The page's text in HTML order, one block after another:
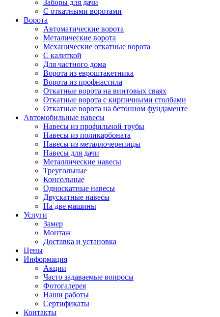
Заборы для дачи
С откатными воротами
Ворота
Автоматические ворота
Металические ворота
Механические откатные ворота
С калиткой
Для частного дома
Ворота из евроштакетника
Ворота из профнастила
Откатные ворота на винтовых сваях
Откатные ворота с кирпичными столбами
Откатные ворота на бетонном фундаменте
Автомобильные навесы
Навесы из профильной трубы
Навесы из поликарбоната
Навесы из металлочерепицы
Навесы для дачи
Металлические навесы
Треугольные
Консольные
Односкатные навесы
Двускатные навесы
На две машины
Услуги
Замер
Монтаж
Доставка и установка
Цены
Информация
Акции
Часто задаваемые вопросы
Фотогалерея
Наши работы
Сертификаты
Контакты